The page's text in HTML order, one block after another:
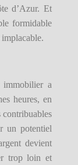
d’Azur. Et
formidable
immobilier a
heures, en
contribuables
un potentiel
devient
trop loin et